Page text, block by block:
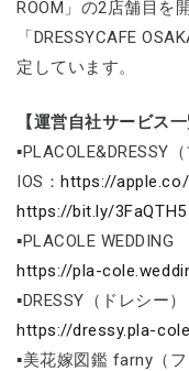
ROOM」の2店舗目を
「DRESSYCAFE
定しています。
【運営自社サービス一
▪PLACOLE&DRESSY
IOS：https://
https://bit.ly/3FaQTH5
▪PLACOLE WEDDING
https://pla-
▪DRESSY（ドレシー）
https://dressy.pla-
▪美花嫁図鑑 farny（フ